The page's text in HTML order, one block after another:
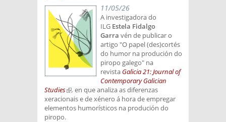
11/05/26
A investigadora do
ILG Estela Fidalgo
Garra vén de publicar o
artigo "O papel (des)cortés
do humor na produción do
piropo galego" na
revista Galicia 21: Journal of
Contemporary Galician
Studies(link is external)
, en que analiza as diferenzas
xeracionais e de xénero á hora de empregar
elementos humorísticos na produción do
piropo.